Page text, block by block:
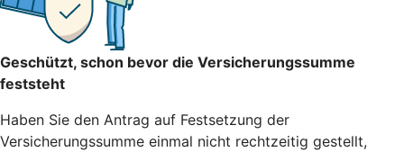
Geschützt, schon bevor die Versicherungssumme
feststeht
Haben Sie den Antrag auf Festsetzung der
Versicherungssumme einmal nicht rechtzeitig gestellt,